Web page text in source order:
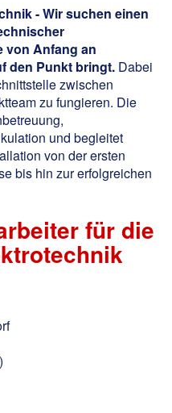
- Wir suchen einen
von Anfang an
den Punkt bringt. Dabei
zwischen
zu fungieren. Die
und begleitet
von der ersten
bis hin zur erfolgreichen
für die